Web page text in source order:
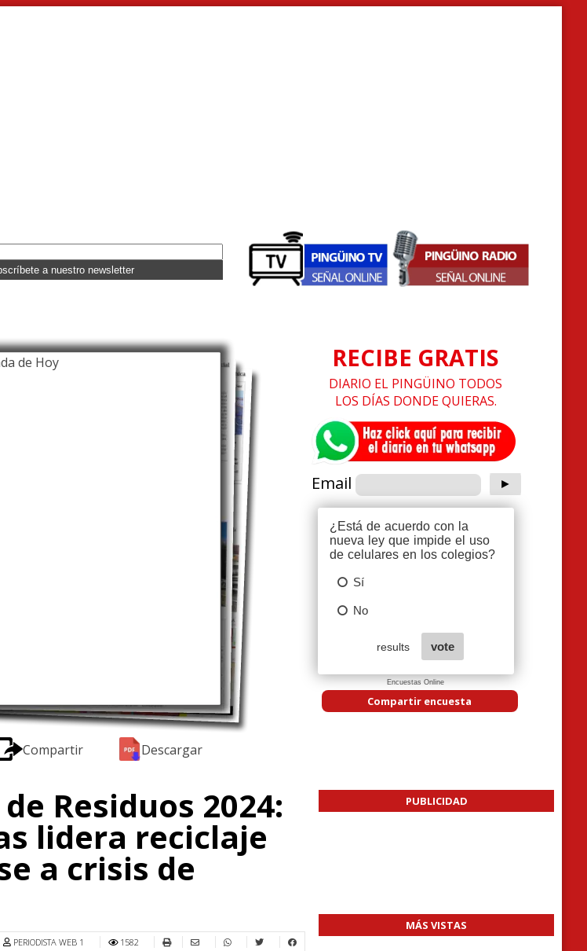
Compartir Descargar
RECIBE GRATIS
DIARIO EL PINGÜINO TODOS
LOS DÍAS DONDE QUIERAS.
Email
Encuestas Online
Compartir encuesta
Residuos 2024:
lidera reciclaje
a crisis de
PERIODISTA WEB 1 1582
PUBLICIDAD
MÁS VISTAS